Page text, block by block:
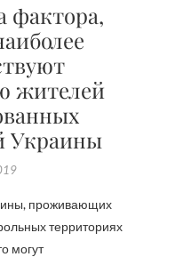
фактора,
жителей
Украины
проживающих
территориях
могут